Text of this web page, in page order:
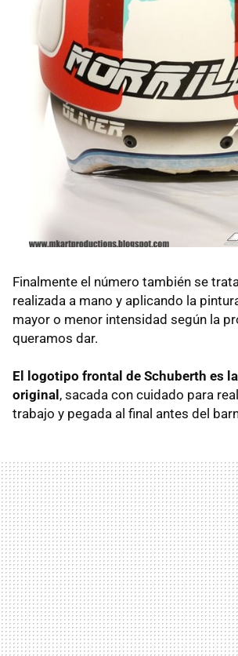
Finalmente el número también se
realizada a mano y aplicando la
mayor o menor intensidad según la
queramos dar.
El logotipo frontal de Schuberth es
original, sacada con cuidado para
trabajo y pegada al final antes del